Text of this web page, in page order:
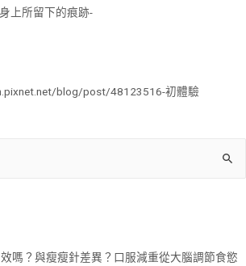
上所留下的痕跡-
blog/post/48123516-初體驗
嗎？與瘦瘦針差異？口服減重從大腦調節食慾